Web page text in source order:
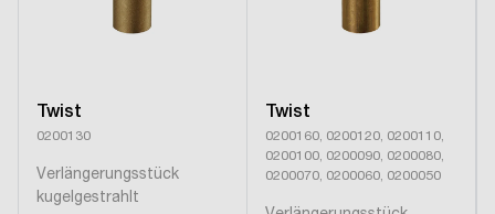
Twist
0200130
Verlängerungsstück
kugelgestrahlt
Twist
0200160, 0200120, 0200110,
0200100, 0200090, 0200080,
0200070, 0200060, 0200050